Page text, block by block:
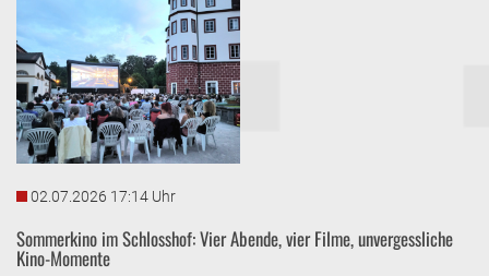
02.07.2026 17:14 Uhr
Sommerkino im Schlosshof: Vier Abende, vier Filme, unvergessliche
Kino-Momente